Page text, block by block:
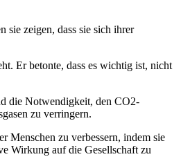
zeigen, dass sie sich ihrer
Er betonte, dass es wichtig ist, nicht
die Notwendigkeit, den CO2-
zu verringern.
Menschen zu verbessern, indem sie
Wirkung auf die Gesellschaft zu